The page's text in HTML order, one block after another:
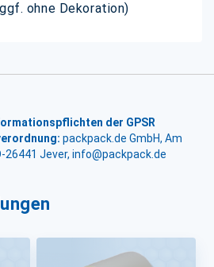
ohne Dekoration)
der GPSR
packpack.de GmbH, Am
26441 Jever, info@packpack.de